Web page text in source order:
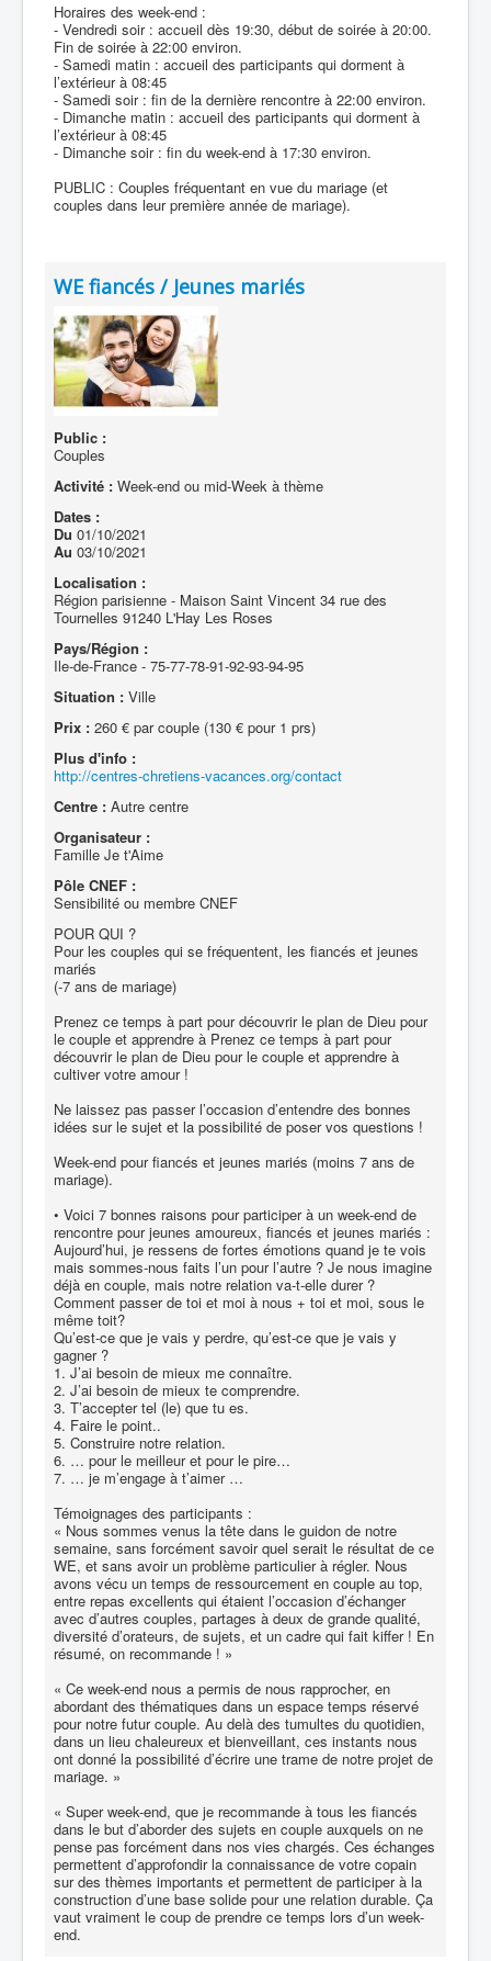
Horaires des week-end :
- Vendredi soir : accueil dès 19:30, début de soirée à 20:00.
Fin de soirée à 22:00 environ.
- Samedi matin : accueil des participants qui dorment à
l’extérieur à 08:45
- Samedi soir : fin de la dernière rencontre à 22:00 environ.
- Dimanche matin : accueil des participants qui dorment à
l’extérieur à 08:45
- Dimanche soir : fin du week-end à 17:30 environ.
PUBLIC : Couples fréquentant en vue du mariage (et
couples dans leur première année de mariage).
WE fiancés / Jeunes mariés
Public :
Couples
Activité : Week-end ou mid-Week à thème
Dates :
Du 01/10/2021
Au 03/10/2021
Localisation :
Région parisienne - Maison Saint Vincent 34 rue des
Tournelles 91240 L'Hay Les Roses
Pays/Région :
Ile-de-France - 75-77-78-91-92-93-94-95
Situation : Ville
Prix : 260 € par couple (130 € pour 1 prs)
Plus d'info :
http://centres-chretiens-vacances.org/contact
Centre : Autre centre
Organisateur :
Famille Je t'Aime
Pôle CNEF :
Sensibilité ou membre CNEF
POUR QUI ?
Pour les couples qui se fréquentent, les fiancés et jeunes
mariés
(-7 ans de mariage)
Prenez ce temps à part pour découvrir le plan de Dieu pour
le couple et apprendre à Prenez ce temps à part pour
découvrir le plan de Dieu pour le couple et apprendre à
cultiver votre amour !
Ne laissez pas passer l’occasion d’entendre des bonnes
idées sur le sujet et la possibilité de poser vos questions !
Week-end pour fiancés et jeunes mariés (moins 7 ans de
mariage).
• Voici 7 bonnes raisons pour participer à un week-end de
rencontre pour jeunes amoureux, fiancés et jeunes mariés :
Aujourd’hui, je ressens de fortes émotions quand je te vois
mais sommes-nous faits l’un pour l’autre ? Je nous imagine
déjà en couple, mais notre relation va-t-elle durer ?
Comment passer de toi et moi à nous + toi et moi, sous le
même toit?
Qu’est-ce que je vais y perdre, qu’est-ce que je vais y
gagner ?
1. J’ai besoin de mieux me connaître.
2. J’ai besoin de mieux te comprendre.
3. T’accepter tel (le) que tu es.
4. Faire le point..
5. Construire notre relation.
6. … pour le meilleur et pour le pire…
7. … je m’engage à t’aimer …
Témoignages des participants :
« Nous sommes venus la tête dans le guidon de notre
semaine, sans forcément savoir quel serait le résultat de ce
WE, et sans avoir un problème particulier à régler. Nous
avons vécu un temps de ressourcement en couple au top,
entre repas excellents qui étaient l’occasion d’échanger
avec d’autres couples, partages à deux de grande qualité,
diversité d’orateurs, de sujets, et un cadre qui fait kiffer ! En
résumé, on recommande ! »
« Ce week-end nous a permis de nous rapprocher, en
abordant des thématiques dans un espace temps réservé
pour notre futur couple. Au delà des tumultes du quotidien,
dans un lieu chaleureux et bienveillant, ces instants nous
ont donné la possibilité d’écrire une trame de notre projet de
mariage. »
« Super week-end, que je recommande à tous les fiancés
dans le but d’aborder des sujets en couple auxquels on ne
pense pas forcément dans nos vies chargés. Ces échanges
permettent d’approfondir la connaissance de votre copain
sur des thèmes importants et permettent de participer à la
construction d’une base solide pour une relation durable. Ça
vaut vraiment le coup de prendre ce temps lors d’un week-
end.